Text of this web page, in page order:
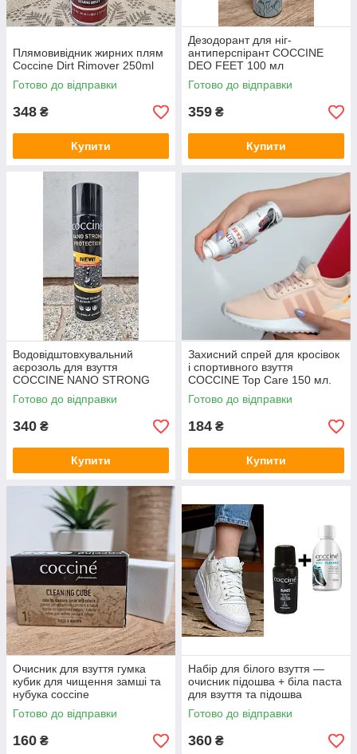
Плямовивідник жирних плям
Coccine Dirt Rimover 250ml
Готово до відправки
348 ₴
Купити
Дезодорант для ніг-
антиперспірант COCCINE
DEO FEET 100 мл
Готово до відправки
359 ₴
Купити
Водовідштовхувальний
аєрозоль для взуття
COCCINE NANO STRONG
PRETTION 400 мл.
Готово до відправки
340 ₴
Купити
Захисний спрей для кросівок
і спортивного взуття
COCCINE Top Care 150 мл.
Готово до відправки
184 ₴
Купити
Очисник для взуття гумка
кубик для чищення замші та
нубука coccine
Готово до відправки
160 ₴
Набір для білого взуття —
очисник підошва + біла паста
для взуття та підошва
Coccine Bianco
Готово до відправки
360 ₴